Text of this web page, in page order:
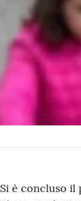
Contenuto
Si è concluso